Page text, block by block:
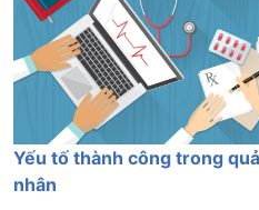
Yếu tố thành công trong
nhân